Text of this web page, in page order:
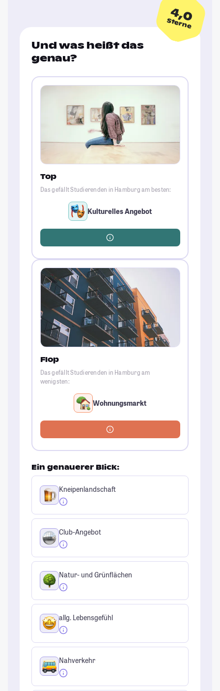
4,0
Sterne
Und was heißt das
genau?
Top
Das gefällt Studierenden in Hamburg am besten:
Kulturelles Angebot
Flop
Das gefällt Studierenden in Hamburg am
wenigsten:
Wohnungsmarkt
Ein genauerer Blick:
Kneipenlandschaft
Club-Angebot
Natur- und Grünflächen
allg. Lebensgefühl
Nahverkehr